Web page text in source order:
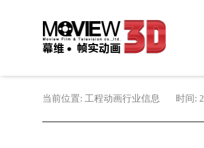
当前位置: 工程动画行业信息 时间: